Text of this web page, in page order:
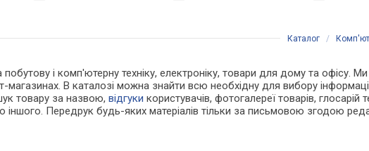
Каталог /
побутову і комп'ютерну техніку, електроніку, товари для дому та офісу.
магазинах. В каталозі можна знайти всю необхідну для вибору
товару за назвою,відгуки користувачів, фотогалереї товарів, глосарій
іншого. Передрук будь-яких матеріалів тільки за письмовою згодою